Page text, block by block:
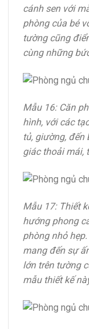
cánh sen với
phòng của bé
tường cũng
cùng những
Mẫu 16: Căn
hình, với các
tủ, giường, đến
giác thoải mái,
Mẫu 17: Thiết
hướng phong
phòng nhỏ
mang đến sự
lớn trên tường
mẫu thiết kế